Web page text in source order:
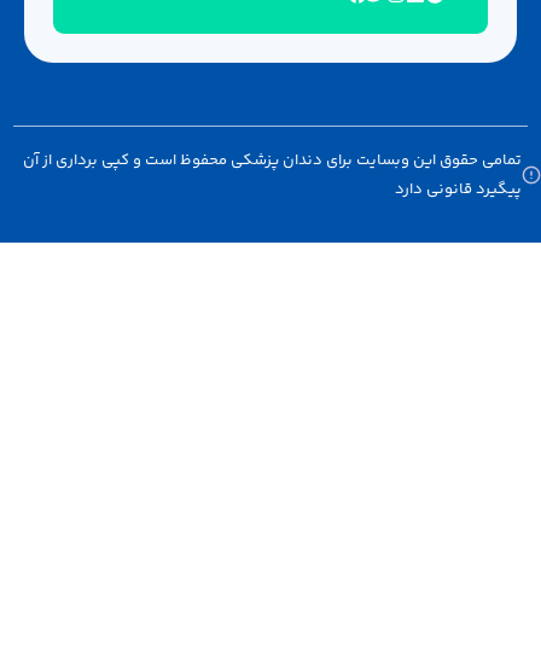
حقوق این وبسایت برای دندان پزشکی محفوظ است و کپی برداری از آن
قانونی دارد